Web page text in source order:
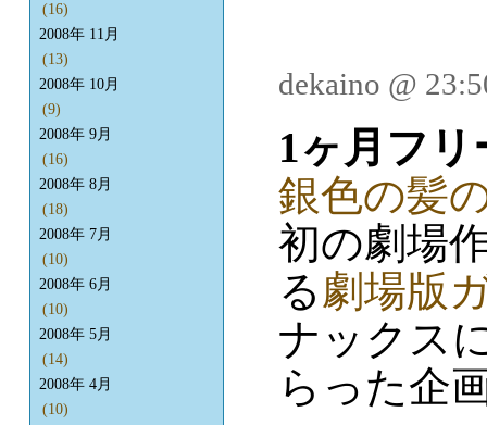
dekaino @
1ヶ月フ
銀色の髪
初の劇場
る劇場版
ナックス
らった企
(16)
2008年 11月
(13)
2008年 10月
(9)
2008年 9月
(16)
2008年 8月
(18)
2008年 7月
(10)
2008年 6月
(10)
2008年 5月
(14)
2008年 4月
(10)